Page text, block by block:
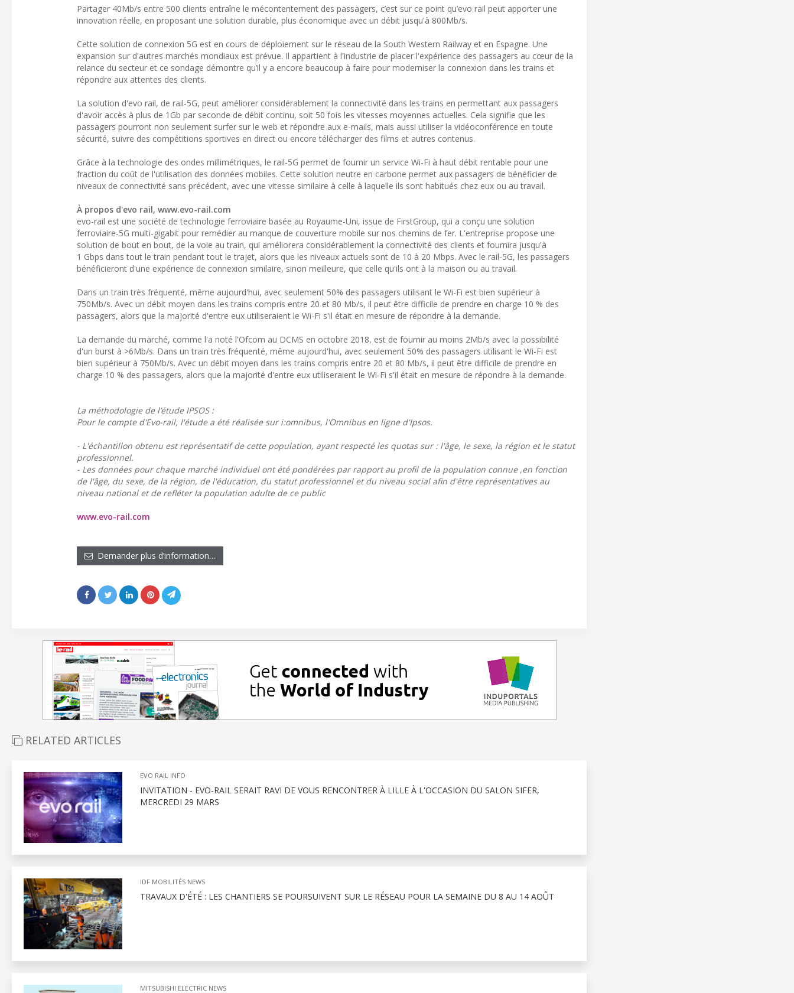
Partager 40Mb/s entre 500 clients entraîne le mécontentement des passagers, c’est sur ce point qu’evo rail peut apporter une
innovation réelle, en proposant une solution durable, plus économique avec un débit jusqu'à 800Mb/s.
Cette solution de connexion 5G est en cours de déploiement sur le réseau de la South Western Railway et en Espagne. Une
expansion sur d'autres marchés mondiaux est prévue. Il appartient à l'industrie de placer l'expérience des passagers au cœur de la
relance du secteur et ce sondage démontre qu’il y a encore beaucoup à faire pour moderniser la connexion dans les trains et
répondre aux attentes des clients.
La solution d'evo rail, de rail-5G, peut améliorer considérablement la connectivité dans les trains en permettant aux passagers
d'avoir accès à plus de 1Gb par seconde de débit continu, soit 50 fois les vitesses moyennes actuelles. Cela signifie que les
passagers pourront non seulement surfer sur le web et répondre aux e-mails, mais aussi utiliser la vidéoconférence en toute
sécurité, suivre des compétitions sportives en direct ou encore télécharger des films et autres contenus.
Grâce à la technologie des ondes millimétriques, le rail-5G permet de fournir un service Wi-Fi à haut débit rentable pour une
fraction du coût de l'utilisation des données mobiles. Cette solution neutre en carbone permet aux passagers de bénéficier de
niveaux de connectivité sans précédent, avec une vitesse similaire à celle à laquelle ils sont habitués chez eux ou au travail.
À propos d'evo rail, www.evo-rail.com
evo-rail est une société de technologie ferroviaire basée au Royaume-Uni, issue de FirstGroup, qui a conçu une solution
ferroviaire-5G multi-gigabit pour remédier au manque de couverture mobile sur nos chemins de fer. L'entreprise propose une
solution de bout en bout, de la voie au train, qui améliorera considérablement la connectivité des clients et fournira jusqu'à
1 Gbps dans tout le train pendant tout le trajet, alors que les niveaux actuels sont de 10 à 20 Mbps. Avec le rail-5G, les passagers
bénéficieront d'une expérience de connexion similaire, sinon meilleure, que celle qu'ils ont à la maison ou au travail.
Dans un train très fréquenté, même aujourd'hui, avec seulement 50% des passagers utilisant le Wi-Fi est bien supérieur à
750Mb/s. Avec un débit moyen dans les trains compris entre 20 et 80 Mb/s, il peut être difficile de prendre en charge 10 % des
passagers, alors que la majorité d'entre eux utiliseraient le Wi-Fi s'il était en mesure de répondre à la demande.
La demande du marché, comme l'a noté l'Ofcom au DCMS en octobre 2018, est de fournir au moins 2Mb/s avec la possibilité
d'un burst à >6Mb/s. Dans un train très fréquenté, même aujourd'hui, avec seulement 50% des passagers utilisant le Wi-Fi est
bien supérieur à 750Mb/s. Avec un débit moyen dans les trains compris entre 20 et 80 Mb/s, il peut être difficile de prendre en
charge 10 % des passagers, alors que la majorité d'entre eux utiliseraient le Wi-Fi s'il était en mesure de répondre à la demande.
La méthodologie de l’étude IPSOS :
Pour le compte d'Evo-rail, l'étude a été réalisée sur i:omnibus, l'Omnibus en ligne d'Ipsos.
- L'échantillon obtenu est représentatif de cette population, ayant respecté les quotas sur : l'âge, le sexe, la région et le statut
professionnel.
- Les données pour chaque marché individuel ont été pondérées par rapport au profil de la population connue ,en fonction
de l'âge, du sexe, de la région, de l'éducation, du statut professionnel et du niveau social afin d'être représentatives au
niveau national et de refléter la population adulte de ce public
www.evo-rail.com
Demander plus d’information…
RELATED ARTICLES
EVO RAIL INFO
INVITATION - EVO-RAIL SERAIT RAVI DE VOUS RENCONTRER À LILLE À L'OCCASION DU SALON SIFER,
MERCREDI 29 MARS
IDF MOBILITÉS NEWS
TRAVAUX D'ÉTÉ : LES CHANTIERS SE POURSUIVENT SUR LE RÉSEAU POUR LA SEMAINE DU 8 AU 14 AOÛT
MITSUBISHI ELECTRIC NEWS